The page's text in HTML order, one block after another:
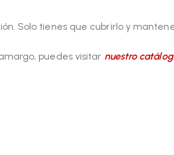
Solo tienes que cubrirlo y
puedes visitar nuestro